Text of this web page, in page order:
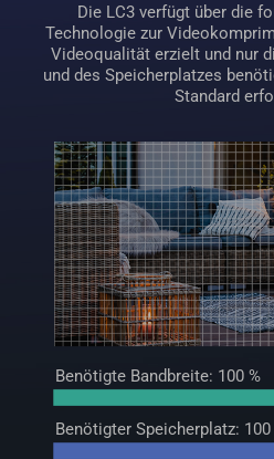
Die LC3 verfügt über die
Technologie zur
Videoqualität erzielt und nur
und des Speicherplatzes
Standard
Benötigte Bandbreite: 100 %
Benötigter Speicherplatz: 100